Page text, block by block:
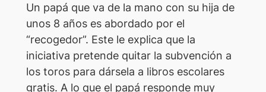
Un papá que va de la mano con su hija de
unos 8 años es abordado por el
“recogedor”. Este le explica que la
iniciativa pretende quitar la subvención a
los toros para dársela a libros escolares
gratis. A lo que el papá responde muy